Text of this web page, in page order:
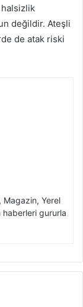
halsizlik
değildir. Ateşli
de atak riski
Magazin, Yerel
haberleri gururla